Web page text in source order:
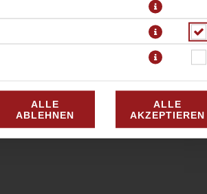
Champignons, Artischocken, Peperoni
ALLE
ABLEHNEN
ALLE
AKZEPTIEREN